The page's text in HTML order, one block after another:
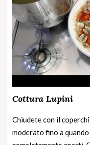
Cottura Lupini
Chiudete con il
moderato fino a